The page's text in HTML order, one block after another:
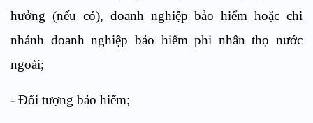
hưởng (nếu có), doanh nghiệp bảo hiểm hoặc chi
nhánh doanh nghiệp bảo hiểm phi nhân thọ nước
ngoài;
- Đối tượng bảo hiểm;